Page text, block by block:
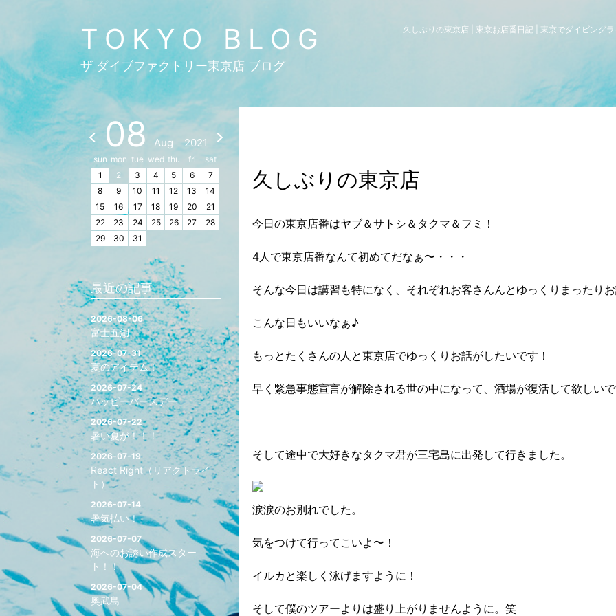
TOKYO BLOG
ザ ダイブファクトリー東京店 ブログ
久しぶりの東京店 | 東京お店番日記 | 東京でダイビング
久しぶりの東京店
今日の東京店番はヤブ＆サトシ＆タクマ＆フミ！
4人で東京店番なんて初めてだなぁ〜・・・
そんな今日は講習も特になく、それぞれお客さんんとゆっくりまったり
こんな日もいいなぁ♪
もっとたくさんの人と東京店でゆっくりお話がしたいです！
早く緊急事態宣言が解除される世の中になって、酒場が復活して欲しい
そして途中で大好きなタクマ君が三宅島に出発して行きました。
涙涙のお別れでした。
気をつけて行ってこいよ〜！
イルカと楽しく泳げますように！
そして僕のツアーよりは盛り上がりませんように。笑
08 Aug 2021
sun mon tue wed thu fri
sat
1
2 3 4 5 6
7
8
9 10 11 12 13
14
15
16 17 18 19 20
21
22
23 24 25 26 27
28
29
30 31
最近の記事
2026-08-06
富士五湖
2026-07-31
夏のアイテム！
2026-07-24
ハッピーバースデー
2026-07-22
暑い夏が！！！
2026-07-19
React Right（リアクトライ
ト）
2026-07-14
暑気払い！
2026-07-07
海へのお誘い作成スター
ト！！
2026-07-04
奥武島